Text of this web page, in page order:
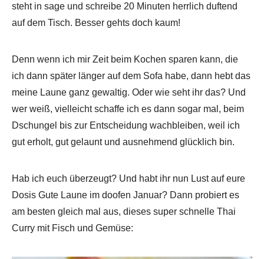
steht in sage und schreibe 20 Minuten herrlich duftend
auf dem Tisch. Besser gehts doch kaum!
Denn wenn ich mir Zeit beim Kochen sparen kann, die
ich dann später länger auf dem Sofa habe, dann hebt das
meine Laune ganz gewaltig. Oder wie seht ihr das? Und
wer weiß, vielleicht schaffe ich es dann sogar mal, beim
Dschungel bis zur Entscheidung wachbleiben, weil ich
gut erholt, gut gelaunt und ausnehmend glücklich bin.
Hab ich euch überzeugt? Und habt ihr nun Lust auf eure
Dosis Gute Laune im doofen Januar? Dann probiert es
am besten gleich mal aus, dieses super schnelle Thai
Curry mit Fisch und Gemüse: